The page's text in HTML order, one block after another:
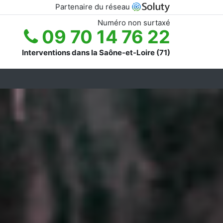
Partenaire du réseau
Numéro non surtaxé
09 70 14 76 22
Interventions dans la Saône-et-Loire (71)